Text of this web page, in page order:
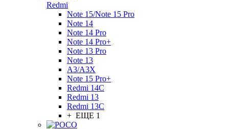
Redmi
Note 15/Note 15 Pro
Note 14
Note 14 Pro
Note 14 Pro+
Note 13 Pro
Note 13
A3/A3X
Note 15 Pro+
Redmi 14C
Redmi 13
Redmi 13C
+ ЕЩЕ 1